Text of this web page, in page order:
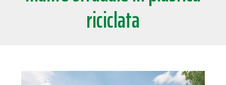
riciclata